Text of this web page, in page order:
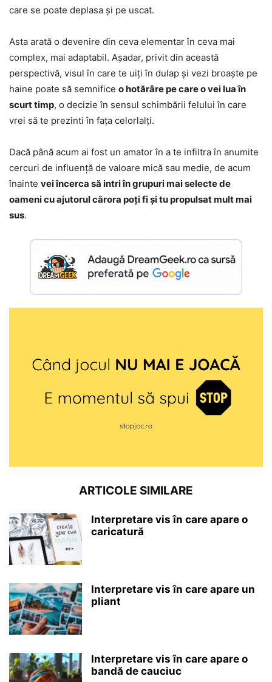
care se poate deplasa și pe uscat.
Asta arată o devenire din ceva elementar în ceva mai
complex, mai adaptabil. Așadar, privit din această
perspectivă, visul în care te uiți în dulap și vezi broaște pe
haine poate să semnifice o hotărâre pe care o vei lua în
scurt timp, o decizie în sensul schimbării felului în care
vrei să te prezinti în fața celorlalți.
Dacă până acum ai fost un amator în a te infiltra în anumite
cercuri de influență de valoare mică sau medie, de acum
înainte vei încerca să intri în grupuri mai selecte de
oameni cu ajutorul cărora poți fi și tu propulsat mult mai
sus.
ARTICOLE SIMILARE
Interpretare vis în care apare o
caricatură
Interpretare vis în care apare un
pliant
Interpretare vis în care apare o
bandă de cauciuc